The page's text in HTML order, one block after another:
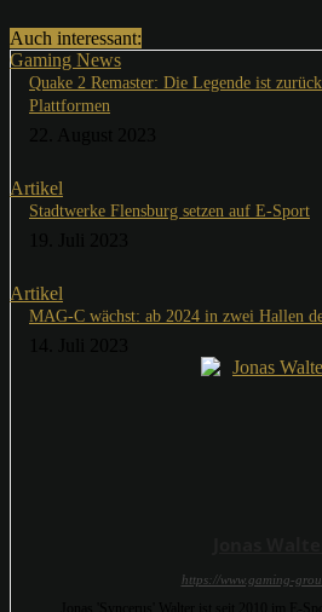
Auch interessant:
Gaming News
Quake 2 Remaster: Die Legende ist
Plattformen
Artikel
Stadtwerke Flensburg setzen auf E-Sport
Artikel
MAG-C wächst: ab 2024 in zwei Hallen
https://www.gaming-